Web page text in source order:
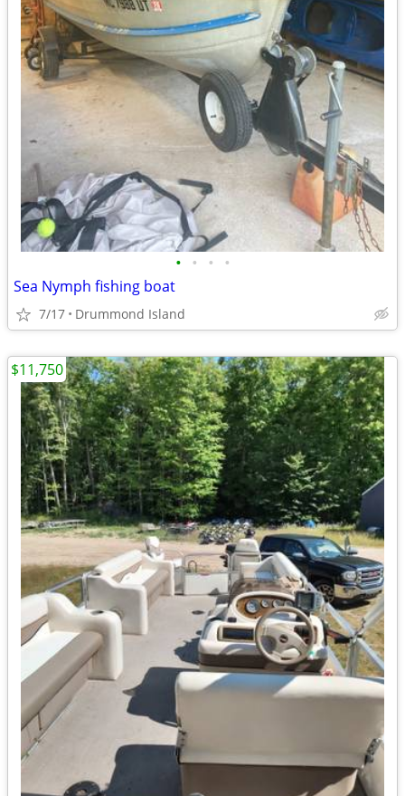
• • • •
Sea Nymph fishing boat
7/17 Drummond Island
$11,750